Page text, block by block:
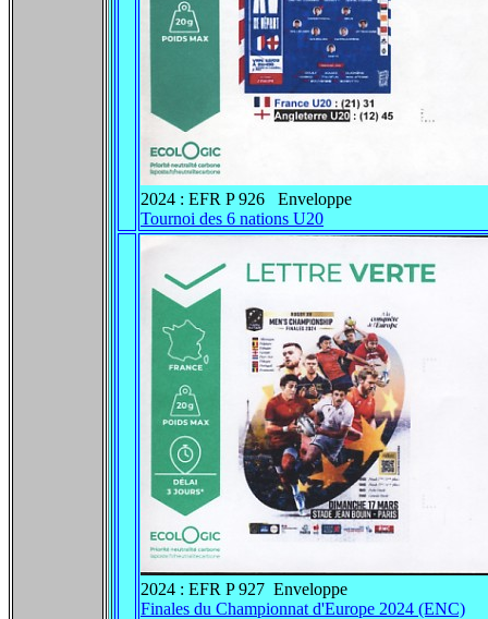
2024 : EFR P 926 Enveloppe
Tournoi des 6 nations U20
2024 : EFR P 927 Enveloppe
Finales du Championnat d'Europe 2024 (ENC)